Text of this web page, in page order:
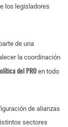
los legisladores
de una
la coordinación
del PROen todo
de alianzas
sectores